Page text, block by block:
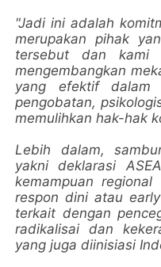
"Jadi ini adalah
merupakan pihak
tersebut dan kami
mengembangkan
yang efektif dalam
pengobatan,
memulihkan hak-hak
Lebih dalam,
yakni deklarasi
kemampuan
respon dini atau
terkait dengan
radikalisai dan
yang juga diinisiasi